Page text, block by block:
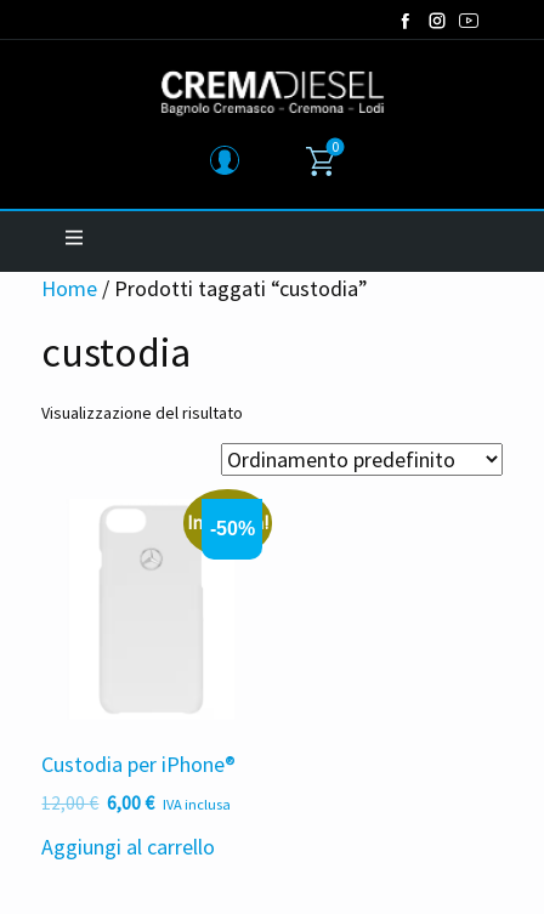
0
Home / Prodotti taggati “custodia”
custodia
Visualizzazione del risultato
In offerta!
-50%
Custodia per iPhone®
12,00€ Il
originale
6,00€ Il
attuale
IVA inclusa
Aggiungi al carrello